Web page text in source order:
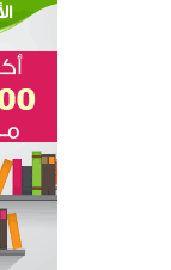
اختتام الدورة